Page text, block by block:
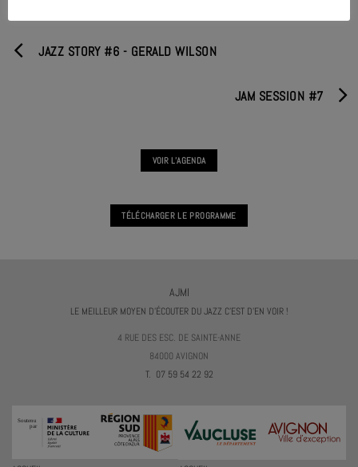
JAZZ STORY #6 - GERALD WILSON
JAM SESSION #7
VOIR L'AGENDA
TÉLÉCHARGER LE PROGRAMME
AJMI
LE MEILLEUR MOYEN D'ÉCOUTER DU JAZZ C'EST D'EN VOIR !
4 RUE DES ESC. DE SAINTE-ANNE
84000 AVIGNON
T. 07 59 54 22 92